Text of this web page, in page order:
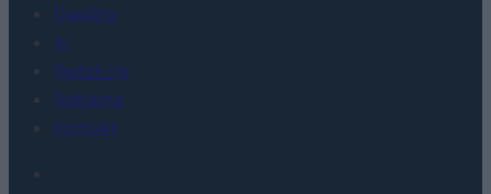
Gaming
AI
Redakcja
Reklama
Kontakt